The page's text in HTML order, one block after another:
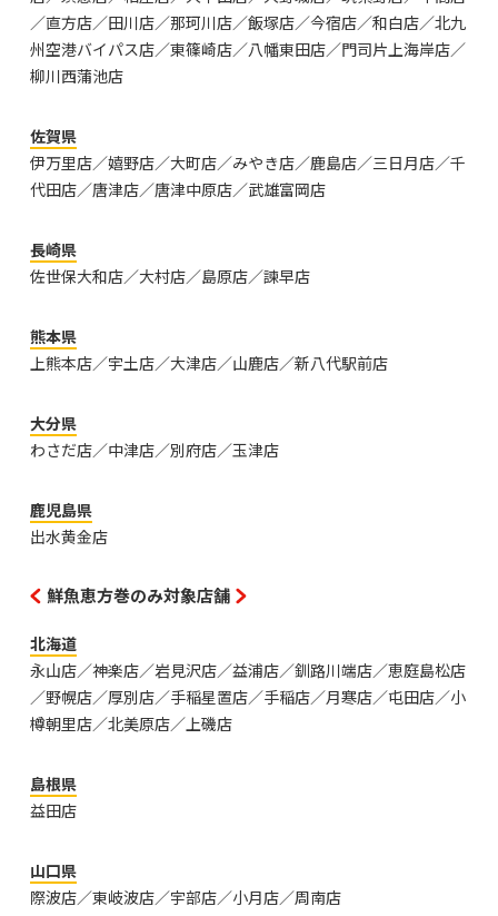
／直方店／田川店／那珂川店／飯塚店／今宿店／和白店／北九
州空港バイパス店／東篠崎店／八幡東田店／門司片上海岸店／
柳川西蒲池店
佐賀県
伊万里店／嬉野店／大町店／みやき店／鹿島店／三日月店／千
代田店／唐津店／唐津中原店／武雄富岡店
長崎県
佐世保大和店／大村店／島原店／諫早店
熊本県
上熊本店／宇土店／大津店／山鹿店／新八代駅前店
大分県
わさだ店／中津店／別府店／玉津店
鹿児島県
出水黄金店
鮮魚恵方巻のみ対象店舗
北海道
永山店／神楽店／岩見沢店／益浦店／釧路川端店／恵庭島松店
／野幌店／厚別店／手稲星置店／手稲店／月寒店／屯田店／小
樽朝里店／北美原店／上磯店
島根県
益田店
山口県
際波店／東岐波店／宇部店／小月店／周南店